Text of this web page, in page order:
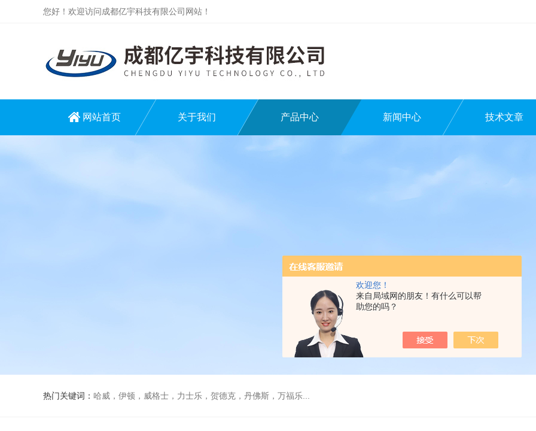
欢迎您！
来自局域网的朋友！有什么可以帮
助您的吗？
您好！欢迎访问成都亿宇科技有限公司网站！
网站首页 关于我们 产品中心 新闻中心 技术文章
热门关键词： 哈威，伊顿，威格士，力士乐，贺德克，丹佛斯，万福乐...